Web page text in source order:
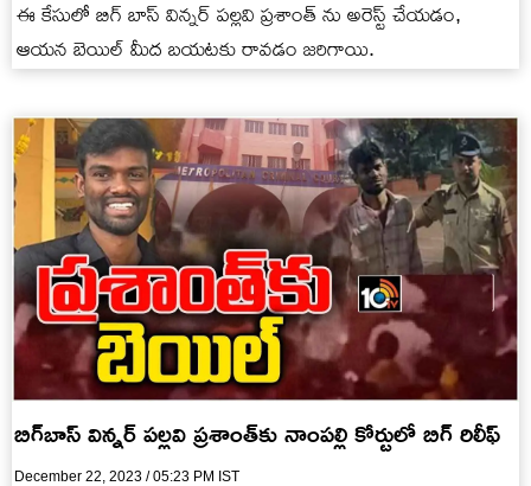
ఈ కేసులో బిగ్ బాస్ విన్నర్ పల్లవి ప్రశాంత్ ను అరెస్ట్ చేయడం,
ఆయన బెయిల్ మీద బయటకు రావడం జరిగాయి.
బిగ్‌బాస్ విన్నర్ పల్లవి ప్రశాంత్‌కు నాంపల్లి కోర్టులో బిగ్ రిలీఫ్
December 22, 2023 / 05:23 PM IST